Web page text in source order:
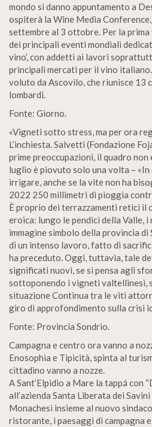
mondo si danno appuntamento a
ospiterà la Wine Media
settembre al 3 ottobre. Per la prima
dei principali eventi mondiali
vino’, con addetti ai lavori
principali mercati per il vino
voluto da Ascovilo, che riunisce 13
lombardi.
Fonte: Giorno.
«Vigneti sotto stress, ma per ora
L’inchiesta. Salvetti (Fondazione
prime preoccupazioni, il quadro non
luglio è piovuto solo una volta –
irrigare, anche se la vite non ha
2022 250 millimetri di pioggia
È proprio dei terrazzamenti retici il
eroica: lungo le pendici della Valle, i
immagine simbolo della provincia
di un intenso lavoro, fatto di
ha preceduto. Oggi, tuttavia, tale
significati nuovi, se si pensa agli
sottoponendo i vigneti valtellinesi,
situazione Continua tra le viti
giro di approfondimento sulla crisi
Fonte: Provincia Sondrio.
Campagna e centro ora vanno a
Enosophia e Tipicità, spinta al
cittadino vanno a nozze.
A Sant’Elpidio a Mare la tappá con
all’azienda Santa Liberata dei
Monachesi insieme al nuovo
ristorante, i paesaggi di campagna